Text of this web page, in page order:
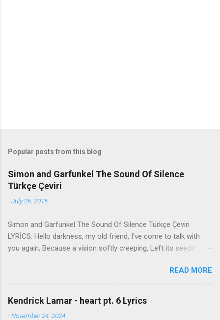
Popular posts from this blog
Simon and Garfunkel The Sound Of Silence
Türkçe Çeviri
-July 26, 2015
Simon and Garfunkel The Sound Of Silence Türkçe Çeviri
LYRİCS: Hello darkness, my old friend, I've come to talk with
you again, Because a vision softly creeping, Left its seeds
brain Still remains Within the sound of silence. In restless
dreams i walked alone Narrow streets of cobblestone, 'neath
the halo of a street lamp, I turned my collar to the cold and
damp When my eyes were stabbed by the flash of a neon light
READ MORE
Kendrick Lamar - heart pt. 6 Lyrics
-November 24, 2024